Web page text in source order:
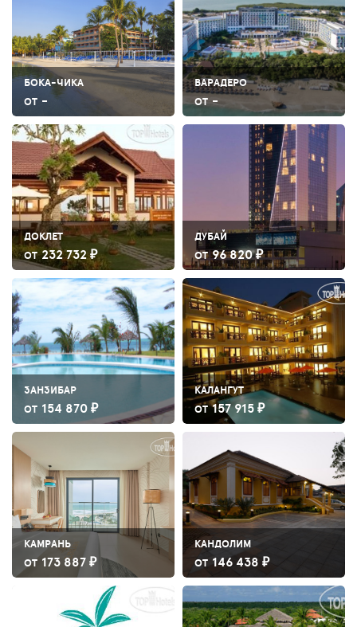
БОКА-ЧИКА
ОТ -
ВАРАДЕРО
ОТ -
ДОКЛЕТ
ОТ 232 732 ₽
ДУБАЙ
ОТ 96 820 ₽
ЗАНЗИБАР
ОТ 154 870 ₽
КАЛАНГУТ
ОТ 157 915 ₽
КАМРАНЬ
ОТ 173 887 ₽
КАНДОЛИМ
ОТ 146 438 ₽